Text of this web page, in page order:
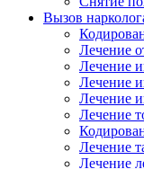
Вызов
Лечение
Лечение
Лечение
Лечение
Лечение
Лечение
Лечение